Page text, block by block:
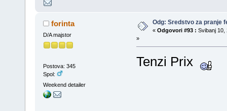
forinta
D/A majstor
Postova: 345
Spol:
Weekend detailer
Odg: Sredstvo za pranje
« Odgovori #93 : Svibanj 10,
»
Tenzi Prix